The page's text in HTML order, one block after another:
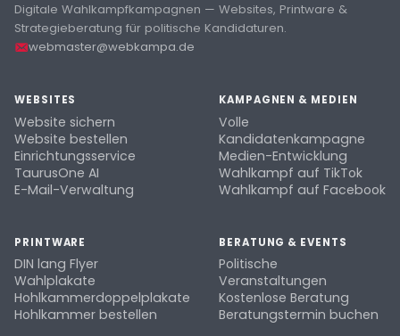
Digitale Wahlkampfkampagnen — Websites, Printware &
Strategieberatung für politische Kandidaturen.
webmaster@webkampa.de
WEBSITES
Website sichern
Website bestellen
Einrichtungsservice
TaurusOne AI
E-Mail-Verwaltung
KAMPAGNEN & MEDIEN
Volle
Kandidatenkampagne
Medien-Entwicklung
Wahlkampf auf TikTok
Wahlkampf auf Facebook
PRINTWARE
DIN lang Flyer
Wahlplakate
Hohlkammerdoppelplakate
Hohlkammer bestellen
BERATUNG & EVENTS
Politische
Veranstaltungen
Kostenlose Beratung
Beratungstermin buchen